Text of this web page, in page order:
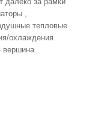
,
тепловые
охлаждения
вершина